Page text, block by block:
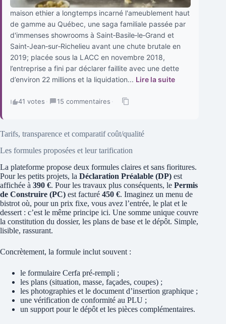
maison ethier a longtemps incarné l'ameublement haut
de gamme au Québec, une saga familiale passée par
d'immenses showrooms à Saint‑Basile‑le‑Grand et
Saint‑Jean‑sur‑Richelieu avant une chute brutale en
2019; placée sous la LACC en novembre 2018,
l’entreprise a fini par déclarer faillite avec une dette
d’environ 22 millions et la liquidation... Lire la suite
41 votes · 15 commentaires ·
Tarifs, transparence et comparatif coût/qualité
Les formules proposées et leur tarification
La plateforme propose deux formules claires et sans fioritures.
Pour les petits projets, la Déclaration Préalable (DP) est
affichée à 390 €. Pour les travaux plus conséquents, le Permis
de Construire (PC) est facturé 450 €. Imaginez un menu de
bistrot où, pour un prix fixe, vous avez l’entrée, le plat et le
dessert : c’est le même principe ici. Une somme unique couvre
la constitution du dossier, les plans de base et le dépôt. Simple,
lisible, rassurant.
Concrètement, la formule inclut souvent :
le formulaire Cerfa pré-rempli ;
les plans (situation, masse, façades, coupes) ;
les photographies et le document d’insertion graphique ;
une vérification de conformité au PLU ;
un support pour le dépôt et les pièces complémentaires.